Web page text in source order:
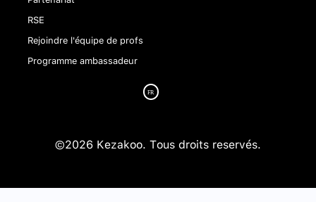
RSE
Rejoindre l'équipe de profs
Programme ambassadeur
©2026 Kezakoo. Tous droits reservés.